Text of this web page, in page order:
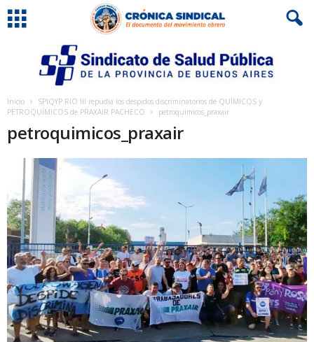
Inicio
SPIQYP RIO III repudia los despidos discriminatorios de QUÍMICOS y
PETROQUÍMICOS de PRAXAIR PACHECO
petroquimicos_praxair
petroquimicos_praxair